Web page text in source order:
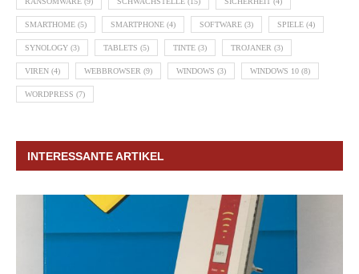
SMARTHOME (5) SMARTPHONE (4) SOFTWARE (3) SPIELE (4)
SYNOLOGY (3) TABLETS (5) TINTE (3) TROJANER (3)
VIREN (4) WEBBROWSER (9) WINDOWS (3) WINDOWS 10 (8)
WORDPRESS (7)
INTERESSANTE ARTIKEL